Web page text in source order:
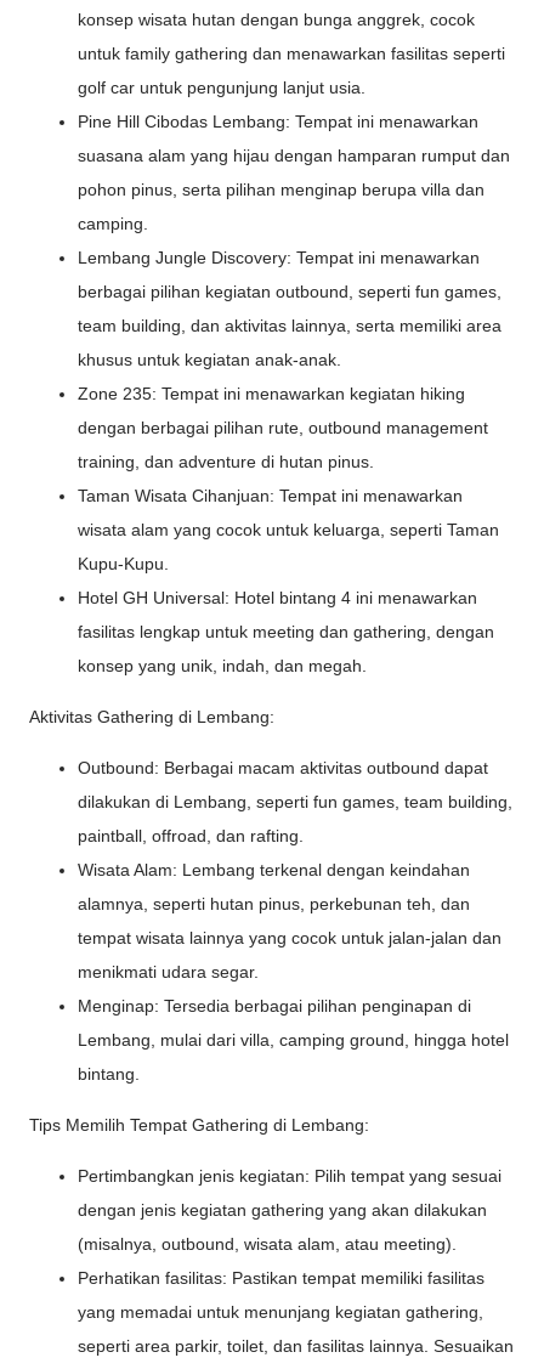
konsep wisata hutan dengan bunga anggrek, cocok
untuk family gathering dan menawarkan fasilitas seperti
golf car untuk pengunjung lanjut usia.
Pine Hill Cibodas Lembang: Tempat ini menawarkan
suasana alam yang hijau dengan hamparan rumput dan
pohon pinus, serta pilihan menginap berupa villa dan
camping.
Lembang Jungle Discovery: Tempat ini menawarkan
berbagai pilihan kegiatan outbound, seperti fun games,
team building, dan aktivitas lainnya, serta memiliki area
khusus untuk kegiatan anak-anak.
Zone 235: Tempat ini menawarkan kegiatan hiking
dengan berbagai pilihan rute, outbound management
training, dan adventure di hutan pinus.
Taman Wisata Cihanjuan: Tempat ini menawarkan
wisata alam yang cocok untuk keluarga, seperti Taman
Kupu-Kupu.
Hotel GH Universal: Hotel bintang 4 ini menawarkan
fasilitas lengkap untuk meeting dan gathering, dengan
konsep yang unik, indah, dan megah.
Aktivitas Gathering di Lembang:
Outbound: Berbagai macam aktivitas outbound dapat
dilakukan di Lembang, seperti fun games, team building,
paintball, offroad, dan rafting.
Wisata Alam: Lembang terkenal dengan keindahan
alamnya, seperti hutan pinus, perkebunan teh, dan
tempat wisata lainnya yang cocok untuk jalan-jalan dan
menikmati udara segar.
Menginap: Tersedia berbagai pilihan penginapan di
Lembang, mulai dari villa, camping ground, hingga hotel
bintang.
Tips Memilih Tempat Gathering di Lembang:
Pertimbangkan jenis kegiatan: Pilih tempat yang sesuai
dengan jenis kegiatan gathering yang akan dilakukan
(misalnya, outbound, wisata alam, atau meeting).
Perhatikan fasilitas: Pastikan tempat memiliki fasilitas
yang memadai untuk menunjang kegiatan gathering,
seperti area parkir, toilet, dan fasilitas lainnya. Sesuaikan